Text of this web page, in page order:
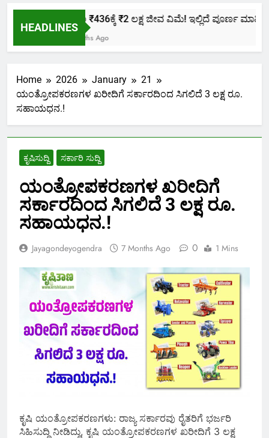
HEADLINES
ಕೇವಲ ₹436ಕ್ಕೆ ₹2 ಲಕ್ಷ ಜೀವ ವಿಮೆ! ಇಲ್ಲಿದೆ ಪೂರ್ಣ ಮಾಹಿತಿ.
2 Months Ago
Home 2026 January
21
ಯಂತ್ರೋಪಕರಣಗಳ ಖರೀದಿಗೆ ಸರ್ಕಾರದಿಂದ ಸಿಗಲಿದೆ 3 ಲಕ್ಷ ರೂ.
ಸಹಾಯಧನ.!
ಕೃಷಿಸುದ್ದಿ ಸರ್ಕಾರಿ ಸುದ್ದಿ
ಯಂತ್ರೋಪಕರಣಗಳ ಖರೀದಿಗೆ
ಸರ್ಕಾರದಿಂದ ಸಿಗಲಿದೆ 3 ಲಕ್ಷ ರೂ.
ಸಹಾಯಧನ.!
Jayagondeyogendra 7 Months Ago 0 1 Mins
ಕೃಷಿ ಯಂತ್ರೋಪಕರಣಗಳು: ರಾಜ್ಯ ಸರ್ಕಾರವು ರೈತರಿಗೆ ಭರ್ಜರಿ
ಸಿಹಿಸುದ್ದಿ ನೀಡಿದ್ದು, ಕೃಷಿ ಯಂತ್ರೋಪಕರಣಗಳ ಖರೀದಿಗೆ 3 ಲಕ್ಷ